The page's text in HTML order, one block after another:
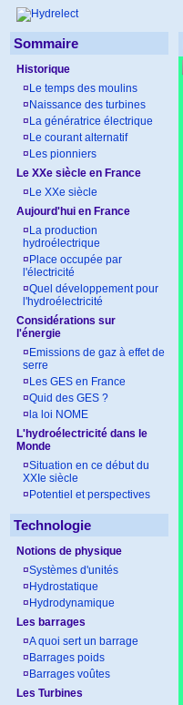
Sommaire
Historique
¤ Le temps des moulins
¤ Naissance des turbines
¤ La génératrice électrique
¤ Le courant alternatif
¤ Les pionniers
Le XXe siècle en France
¤ Le XXe siècle
Aujourd'hui en France
¤ La production
hydroélectrique
¤ Place occupée par
l'électricité
¤Quel développement pour
l'hydroélectricité
Considérations sur
l'énergie
¤ Emissions de gaz à effet de
serre
¤ Les GES en France
¤Quid des GES ?
¤ la loi NOME
L'hydroélectricité dans le
Monde
¤Situation en ce début du
XXIe siècle
¤ Potentiel et perspectives
Technologie
Notions de physique
¤Systèmes d'unités
¤ Hydrostatique
¤ Hydrodynamique
Les barrages
¤A quoi sert un barrage
¤ Barrages poids
¤ Barrages voûtes
Les Turbines